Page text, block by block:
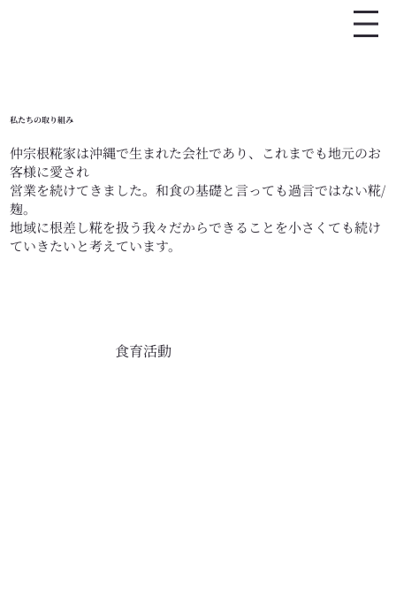
私たちの取り組み
仲宗根糀家は沖縄で生まれた会社であり、これまでも地元のお
客様に愛され
​営業を続けてきました。和食の基礎と言っても過言ではない糀/
麹。
​地域に根差し糀を扱う我々だからできることを小さくても続け
ていきたいと考えています。
食育活動